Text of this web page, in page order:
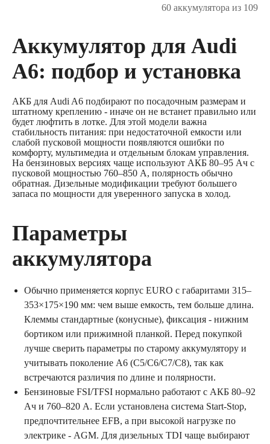
60 аккумулятора из 109
Аккумулятор для Audi
A6: подбор и установка
АКБ для Audi A6 подбирают по посадочным размерам и
штатному креплению - иначе он не встанет правильно или
будет люфтить в лотке. Для этой модели важна
стабильность питания: при недостаточной емкости или
слабой пусковой мощности появляются ошибки по
комфорту, мультимедиа и отдельным блокам управления.
На бензиновых версиях чаще используют АКБ 80–95 Ач с
пусковой мощностью 760–850 A, полярность обычно
обратная. Дизельные модификации требуют большего
запаса по мощности для уверенного запуска в холод.
Параметры
аккумулятора
Обычно применяется корпус EURO с габаритами 315–
353×175×190 мм: чем выше емкость, тем больше длина.
Клеммы стандартные (конусные), фиксация - нижним
бортиком или прижимной планкой. Перед покупкой
лучше сверить параметры по старому аккумулятору и
учитывать поколение A6 (C5/C6/C7/C8), так как
встречаются различия по длине и полярности.
Бензиновые FSI/TFSI нормально работают с АКБ 80–92
Ач и 760–820 A. Если установлена система Start‐Stop,
предпочтительнее EFB, а при высокой нагрузке по
электрике - AGM. Для дизельных TDI чаще выбирают